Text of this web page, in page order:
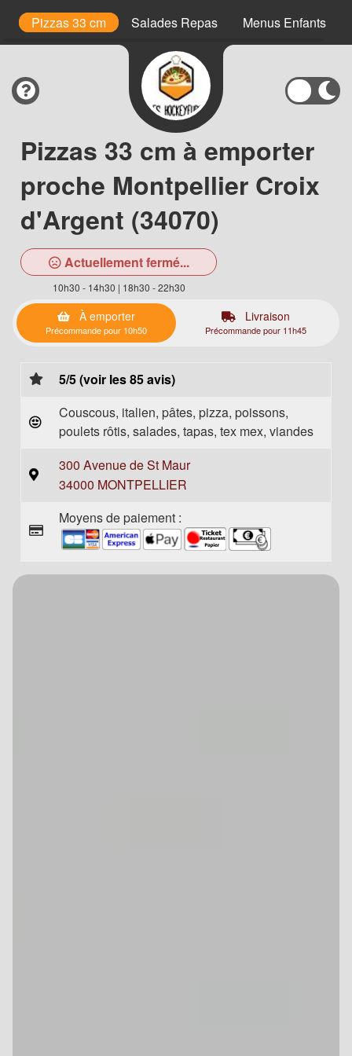
Pizzas 33 cm Salades Repas Menus Enfants
Pizzas 33 cm à emporter
proche Montpellier Croix
d'Argent (34070)
Actuellement fermé...
10h30 - 14h30 | 18h30 - 22h30
À emporter
Précommande pour 10h50
Livraison
Précommande pour 11h45
5/5 (voir les 85 avis)
Couscous, italien, pâtes, pizza, poissons,
poulets rôtis, salades, tapas, tex mex, viandes
300 Avenue de St Maur
34000 MONTPELLIER
Moyens de paiement :